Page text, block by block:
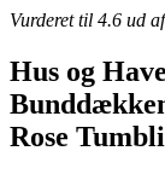
Vurderet til 4.6 ud
Hus og
Rose